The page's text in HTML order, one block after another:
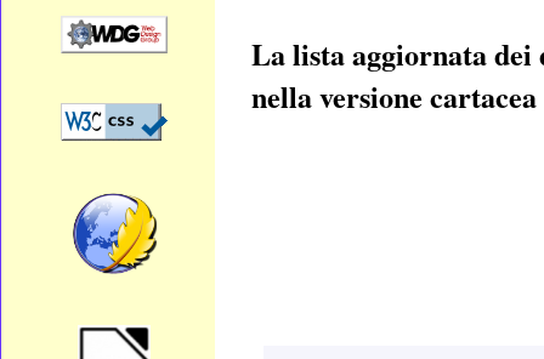
La lista aggiornata
nella versione cartacea